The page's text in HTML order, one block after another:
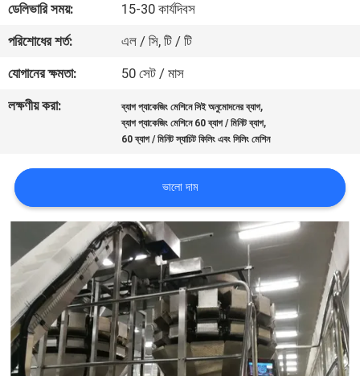
আমাদের
সাথে
যোগাযোগ
করুন
খবর
মামলা
একটি
উদ্ধৃতি
অনুরোধ
করুন
ডেলিভারি সময়:
15-30 কার্যদিবস
পরিশোধের শর্ত:
এল / সি, টি / টি
যোগানের ক্ষমতা:
50 সেট / মাস
লক্ষণীয় করা:
ব্যাগ প্যাকেজিং মেশিনে সিই অনুমোদনের ব্যাগ,
ব্যাগ প্যাকেজিং মেশিনে 60 ব্যাগ / মিনিট ব্যাগ,
60 ব্যাগ / মিনিট স্যাচিট ফিলিং এবং সিলিং মেশিন
ভালো দাম